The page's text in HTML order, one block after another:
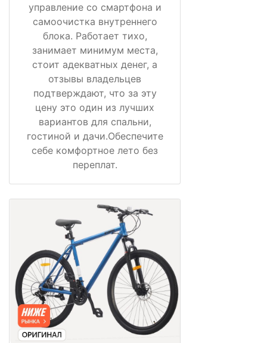
управление со смартфона и
самоочистка внутреннего
блока. Работает тихо,
занимает минимум места,
стоит адекватных денег, а
отзывы владельцев
подтверждают, что за эту
цену это один из лучших
вариантов для спальни,
гостиной и дачи.Обеспечите
себе комфортное лето без
переплат.